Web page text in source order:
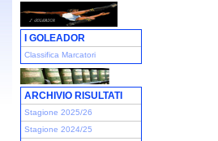
I GOLEADOR
Classifica Marcatori
ARCHIVIO RISULTATI
Stagione 2025/26
Stagione 2024/25